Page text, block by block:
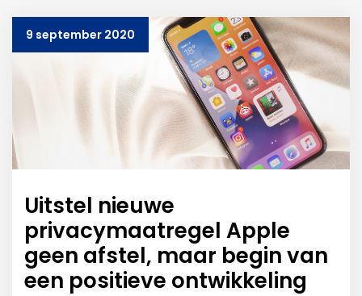
9 september 2020
Uitstel nieuwe
privacymaatregel Apple
geen afstel, maar begin van
een positieve ontwikkeling